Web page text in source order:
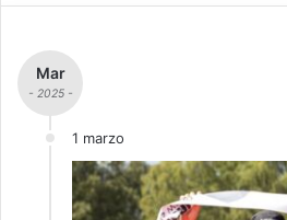
Mar
- 2025 -
1 marzo